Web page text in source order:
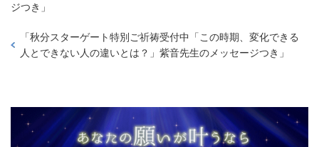
ジつき 」
「秋分スターゲート特別ご祈祷受付中「この時期、変化できる
人とできない人の違いとは？」紫音先生のメッセージつき 」